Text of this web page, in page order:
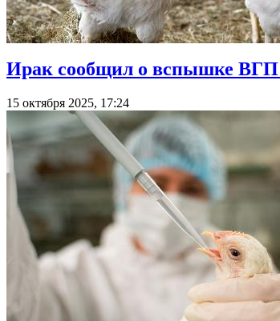
Ирак сообщил о вспышке
15 октября 2025, 17:24